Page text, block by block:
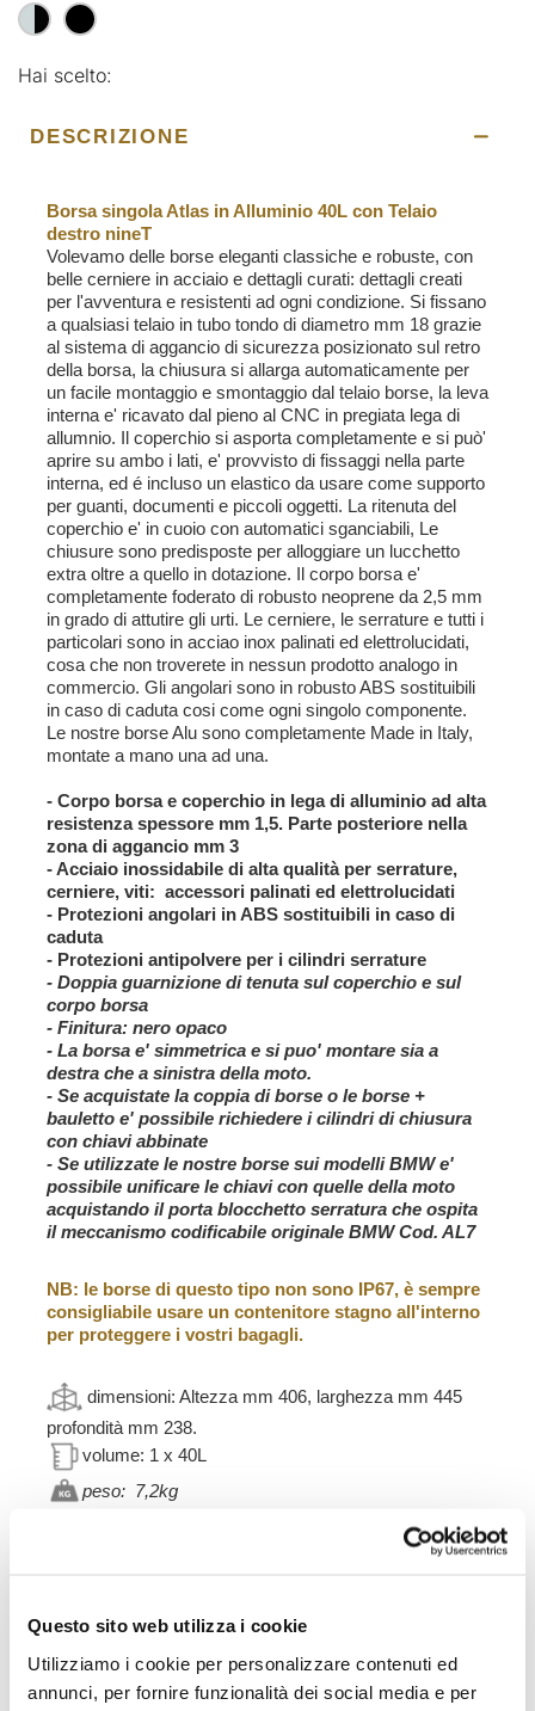
Questo sito web utilizza i cookie
Utilizziamo i cookie per personalizzare contenuti ed
annunci, per fornire funzionalità dei social media e per
Hai scelto:
DESCRIZIONE
Borsa singola Atlas in Alluminio 40L con Telaio
destro nineT
Volevamo delle borse eleganti classiche e robuste, con
belle cerniere in acciaio e dettagli curati: dettagli creati
per l'avventura e resistenti ad ogni condizione. Si fissano
a qualsiasi telaio in tubo tondo di diametro mm 18 grazie
al sistema di aggancio di sicurezza posizionato sul retro
della borsa, la chiusura si allarga automaticamente per
un facile montaggio e smontaggio dal telaio borse, la leva
interna e' ricavato dal pieno al CNC in pregiata lega di
allumnio. Il coperchio si asporta completamente e si può'
aprire su ambo i lati, e' provvisto di fissaggi nella parte
interna, ed é incluso un elastico da usare come supporto
per guanti, documenti e piccoli oggetti. La ritenuta del
coperchio e' in cuoio con automatici sganciabili, Le
chiusure sono predisposte per alloggiare un lucchetto
extra oltre a quello in dotazione. Il corpo borsa e'
completamente foderato di robusto neoprene da 2,5 mm
in grado di attutire gli urti. Le cerniere, le serrature e tutti i
particolari sono in acciao inox palinati ed elettrolucidati,
cosa che non troverete in nessun prodotto analogo in
commercio. Gli angolari sono in robusto ABS sostituibili
in caso di caduta cosi come ogni singolo componente.
Le nostre borse Alu sono completamente Made in Italy,
montate a mano una ad una.
- Corpo borsa e coperchio in lega di alluminio ad alta
resistenza spessore mm 1,5. Parte posteriore nella
zona di aggancio mm 3
- Acciaio inossidabile di alta qualità per serrature,
cerniere, viti: accessori palinati ed elettrolucidati
- Protezioni angolari in ABS sostituibili in caso di
caduta
- Protezioni antipolvere per i cilindri serrature
- Doppia guarnizione di tenuta sul coperchio e sul
corpo borsa
- Finitura: nero opaco
- La borsa e' simmetrica e si puo' montare sia a
destra che a sinistra della moto.
- Se acquistate la coppia di borse o le borse +
bauletto e' possibile richiedere i cilindri di chiusura
con chiavi abbinate
- Se utilizzate le nostre borse sui modelli BMW e'
possibile unificare le chiavi con quelle della moto
acquistando il porta blocchetto serratura che ospita
il meccanismo codificabile originale BMWCod. AL7
NB: le borse di questo tipo non sono IP67, è sempre
consigliabile usare un contenitore stagno all'interno
per proteggere i vostri bagagli.
dimensioni: Altezza mm 406, larghezza mm 445
profondità mm 238.
volume: 1 x 40L
peso: 7,2kg
fornito completo di kit di montaggio e viteria. Si può
montare facilmente sulla moto in configurazione originale
o in combiazione con i nostri portapacchi o maniglie
passeggero. Puo essere usato comodamente con il